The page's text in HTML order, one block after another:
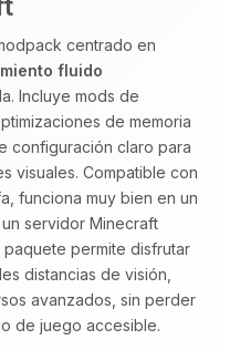
centrado en
fluido
Incluye mods de
de memoria
configuración claro para
visuales. Compatible con
funciona muy bien en un
servidor Minecraft
paquete permite disfrutar
distancias de visión,
avanzados, sin perder
de juego accesible.